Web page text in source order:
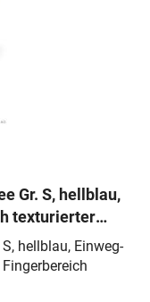
Gr. S, hellblau,
texturierter
hellblau, Einweg-